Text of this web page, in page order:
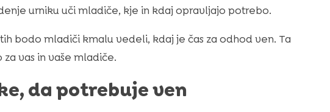
urniku uči mladiče, kje in kdaj opravljajo potrebo.
bodo mladiči kmalu vedeli, kdaj je čas za odhod ven. Ta
za vas in vaše mladiče.
da potrebuje ven